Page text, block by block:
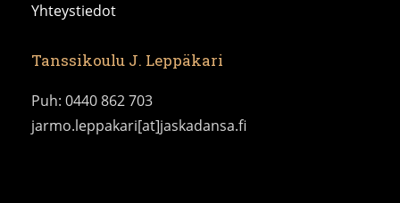
Yhteystiedot
Tanssikoulu J. Leppäkari
Puh: 0440 862 703
jarmo.leppakari[at]jaskadansa.fi